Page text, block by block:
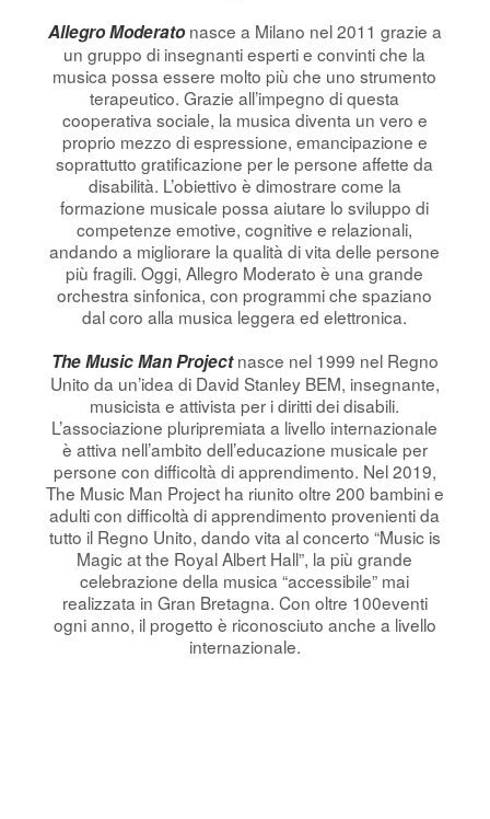
Allegro Moderatonasce a Milano nel 2011 grazie a
un gruppo di insegnanti esperti e convinti che la
musica possa essere molto più che uno strumento
terapeutico. Grazie all’impegno di questa
cooperativa sociale, la musica diventa un vero e
proprio mezzo di espressione, emancipazione e
soprattutto gratificazione per le persone affette da
disabilità. L’obiettivo è dimostrare come la
formazione musicale possa aiutare lo sviluppo di
competenze emotive, cognitive e relazionali,
andando a migliorare la qualità di vita delle persone
più fragili. Oggi, Allegro Moderato è una grande
orchestra sinfonica, con programmi che spaziano
dal coro alla musica leggera ed elettronica.
The Music Man Projectnasce nel 1999 nel Regno
Unito da un’idea di David Stanley BEM, insegnante,
musicista e attivista per i diritti dei disabili.
L’associazione pluripremiata a livello internazionale
è attiva nell’ambito dell’educazione musicale per
persone con difficoltà di apprendimento. Nel 2019,
The Music Man Project ha riunito oltre 200 bambini e
adulti con difficoltà di apprendimento provenienti da
tutto il Regno Unito, dando vita al concerto “Music is
Magic at the Royal Albert Hall”, la più grande
celebrazione della musica “accessibile” mai
realizzata in Gran Bretagna. Con oltre 100eventi
ogni anno, il progetto è riconosciuto anche a livello
internazionale.